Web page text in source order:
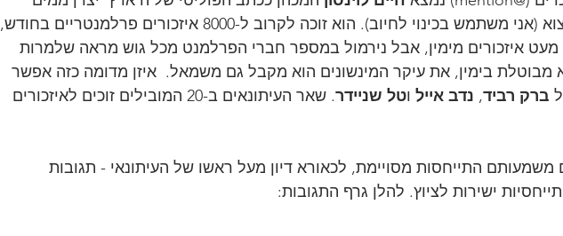
וטרול לעת מצוא (אני משתמש בכינוי לחיוב). הוא זוכה לקרוב ל-8000 איזכורים פרלמנטריים בחודש,
מעט איזכורים מימין, אבל נירמול במספר חברי הפרלמנט מכל גוש מראה שלמרות
מבוטלת בימין, את עיקר המינשונים הוא מקבל גם משמאל.  איזן מדומה כזה אפשר
ברק רביד, נדב אייל וטל שניידר
. שאר העיתונאים ב-20 המובילים זוכים לאיזכורים
משמעותם התייחסות מסויימת, לכאורא דיון מעל ראשו של העיתונאי - תגובות